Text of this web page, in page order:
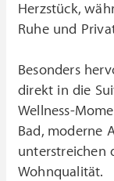
Herzstück,
Ruhe und
Besonders
direkt in die
Wellness-
Bad, moderne
unterstreichen
Wohnqualität.